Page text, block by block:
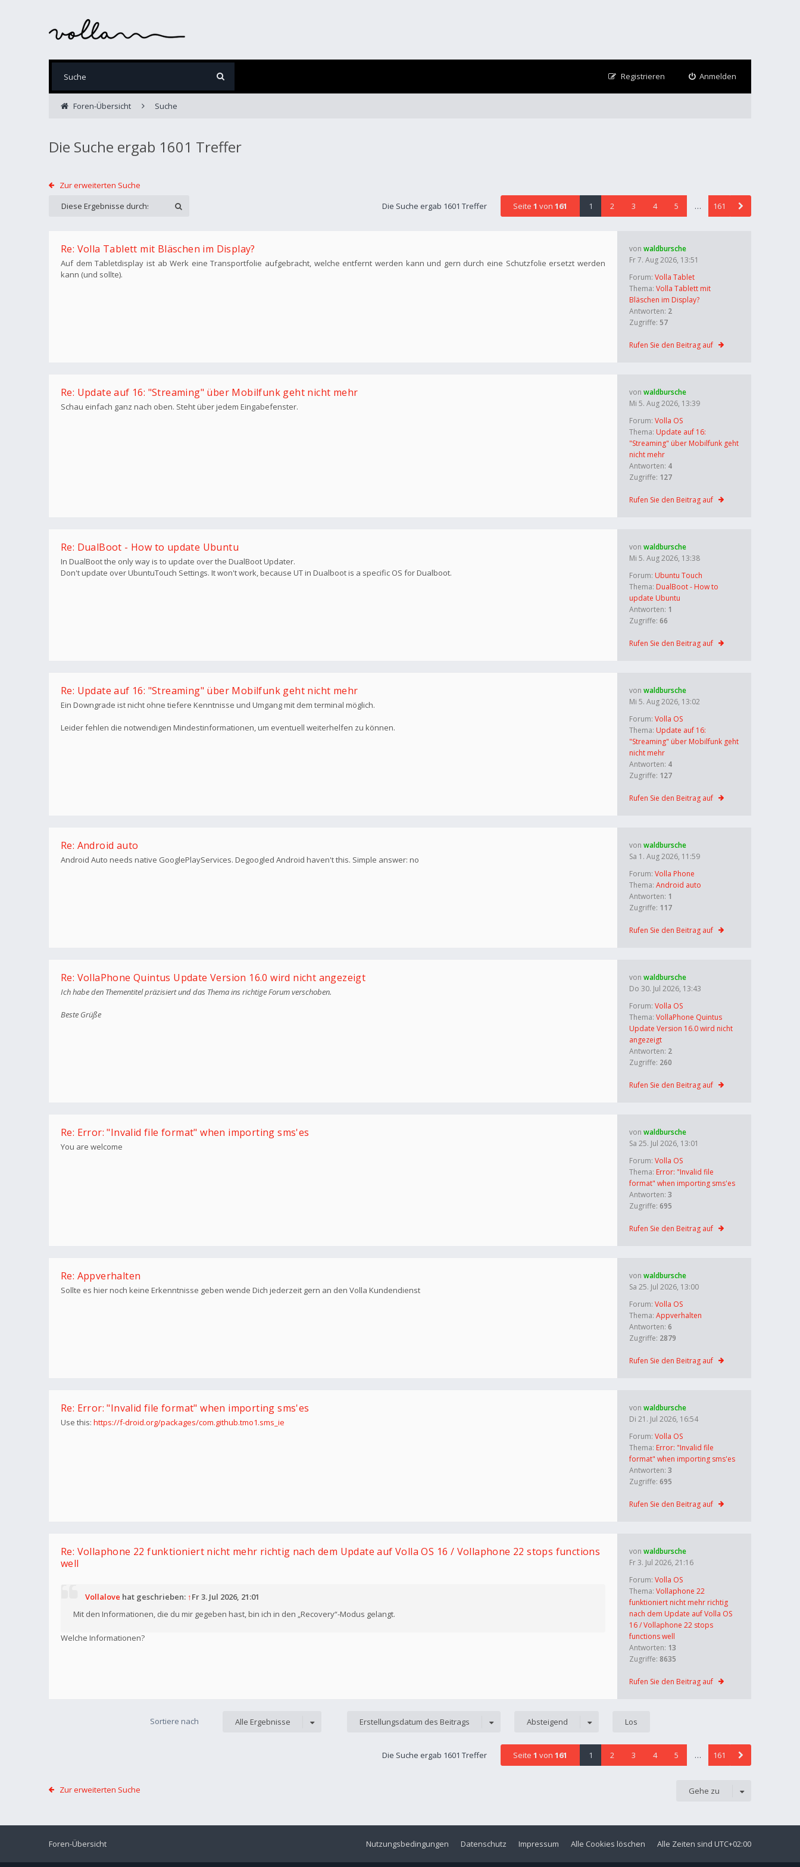
Anmelden
Registrieren
Foren-Übersicht Suche
Die Suche ergab 1601 Treffer
Zur erweiterten Suche
Die Suche ergab 1601 Treffer
Seite 1 von 161 1 2 3 4 5 … 161
von waldbursche
Fr 7. Aug 2026, 13:51
Forum: Volla Tablet
Thema: Volla Tablett mit
Bläschen im Display?
Antworten: 2
Zugriffe: 57
Rufen Sie den Beitrag auf
Re: Volla Tablett mit Bläschen im Display?
Auf dem Tabletdisplay ist ab Werk eine Transportfolie aufgebracht, welche entfernt werden kann und gern durch eine Schutzfolie ersetzt werden
kann (und sollte).
von waldbursche
Mi 5. Aug 2026, 13:39
Forum: Volla OS
Thema: Update auf 16:
"Streaming" über Mobilfunk geht
nicht mehr
Antworten: 4
Zugriffe: 127
Rufen Sie den Beitrag auf
Re: Update auf 16: "Streaming" über Mobilfunk geht nicht mehr
Schau einfach ganz nach oben. Steht über jedem Eingabefenster.
von waldbursche
Mi 5. Aug 2026, 13:38
Forum: Ubuntu Touch
Thema: DualBoot - How to
update Ubuntu
Antworten: 1
Zugriffe: 66
Rufen Sie den Beitrag auf
Re: DualBoot - How to update Ubuntu
In DualBoot the only way is to update over the DualBoot Updater.
Don't update over UbuntuTouch Settings. It won't work, because UT in Dualboot is a specific OS for Dualboot.
von waldbursche
Mi 5. Aug 2026, 13:02
Forum: Volla OS
Thema: Update auf 16:
"Streaming" über Mobilfunk geht
nicht mehr
Antworten: 4
Zugriffe: 127
Rufen Sie den Beitrag auf
Re: Update auf 16: "Streaming" über Mobilfunk geht nicht mehr
Ein Downgrade ist nicht ohne tiefere Kenntnisse und Umgang mit dem terminal möglich.
Leider fehlen die notwendigen Mindestinformationen, um eventuell weiterhelfen zu können.
von waldbursche
Sa 1. Aug 2026, 11:59
Forum: Volla Phone
Thema: Android auto
Antworten: 1
Zugriffe: 117
Rufen Sie den Beitrag auf
Re: Android auto
Android Auto needs native GooglePlayServices. Degoogled Android haven't this. Simple answer: no
von waldbursche
Do 30. Jul 2026, 13:43
Forum: Volla OS
Thema: VollaPhone Quintus
Update Version 16.0 wird nicht
angezeigt
Antworten: 2
Zugriffe: 260
Rufen Sie den Beitrag auf
Re: VollaPhone Quintus Update Version 16.0 wird nicht angezeigt
Ich habe den Thementitel präzisiert und das Thema ins richtige Forum verschoben.
Beste Grüße
von waldbursche
Sa 25. Jul 2026, 13:01
Forum: Volla OS
Thema: Error: "Invalid file
format" when importing sms'es
Antworten: 3
Zugriffe: 695
Rufen Sie den Beitrag auf
Re: Error: "Invalid file format" when importing sms'es
You are welcome
von waldbursche
Sa 25. Jul 2026, 13:00
Forum: Volla OS
Thema: Appverhalten
Antworten: 6
Zugriffe: 2879
Rufen Sie den Beitrag auf
Re: Appverhalten
Sollte es hier noch keine Erkenntnisse geben wende Dich jederzeit gern an den Volla Kundendienst
von waldbursche
Di 21. Jul 2026, 16:54
Forum: Volla OS
Thema: Error: "Invalid file
format" when importing sms'es
Antworten: 3
Zugriffe: 695
Rufen Sie den Beitrag auf
Re: Error: "Invalid file format" when importing sms'es
Use this: https://f-droid.org/packages/com.github.tmo1.sms_ie
von waldbursche
Fr 3. Jul 2026, 21:16
Forum: Volla OS
Thema: Vollaphone 22
funktioniert nicht mehr richtig
nach dem Update auf Volla OS
16 / Vollaphone 22 stops
functions well
Antworten: 13
Zugriffe: 8635
Rufen Sie den Beitrag auf
Re: Vollaphone 22 funktioniert nicht mehr richtig nach dem Update auf Volla OS 16 / Vollaphone 22 stops functions
well
Vollalove hat geschrieben: ↑Fr 3. Jul 2026, 21:01
Mit den Informationen, die du mir gegeben hast, bin ich in den „Recovery“-Modus gelangt.
Welche Informationen?
Sortiere nach Alle Ergebnisse Erstellungsdatum des Beitrags Absteigend
Die Suche ergab 1601 Treffer Seite 1 von 161 1 2 3 4 5 … 161
Zur erweiterten Suche Gehe zu
Foren-Übersicht Alle Zeiten sind UTC+02:00
Alle Cookies löschen
Impressum
Datenschutz
Nutzungsbedingungen